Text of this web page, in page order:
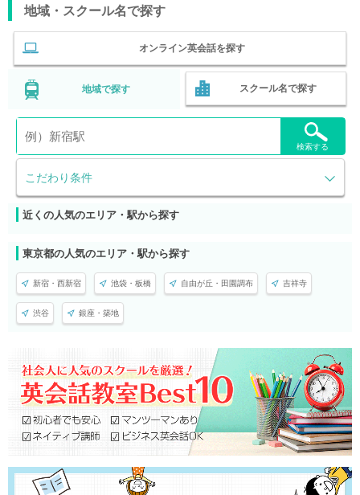
地域・スクール名で探す
オンライン英会話を探す
地域で探す スクール名で探す
こだわり条件
検索する
近くの人気のエリア・駅から探す
東京都の人気のエリア・駅から探す
新宿・西新宿 池袋・板橋 自由が丘・田園調布 吉祥寺
渋谷 銀座・築地